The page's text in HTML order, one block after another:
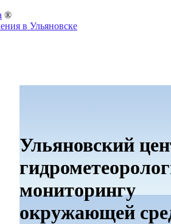
®
в Ульяновске
Ульяновский
мониторингу
окружающей